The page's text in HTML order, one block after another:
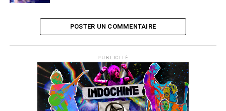
POSTER UN COMMENTAIRE
PUBLICITÉ